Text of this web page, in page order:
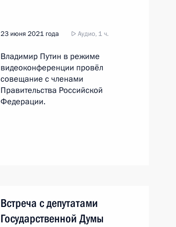
23 июня 2021 года Аудио, 1 ч.
Владимир Путин в режиме
видеоконференции провёл
совещание с членами
Правительства Российской
Федерации.
Встреча с депутатами
Государственной Думы